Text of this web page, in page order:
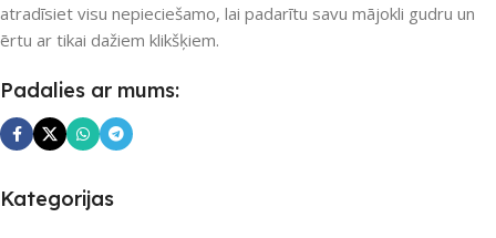
PIEEJAMS UZREIZ Jā
atradīsiet visu nepieciešamo, lai padarītu savu mājokli gudru un
ērtu ar tikai dažiem klikšķiem.
Padalies ar mums:
Kategorijas